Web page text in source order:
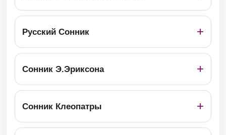
Русский Сонник
Сонник Э.Эриксона
Сонник Клеопатры